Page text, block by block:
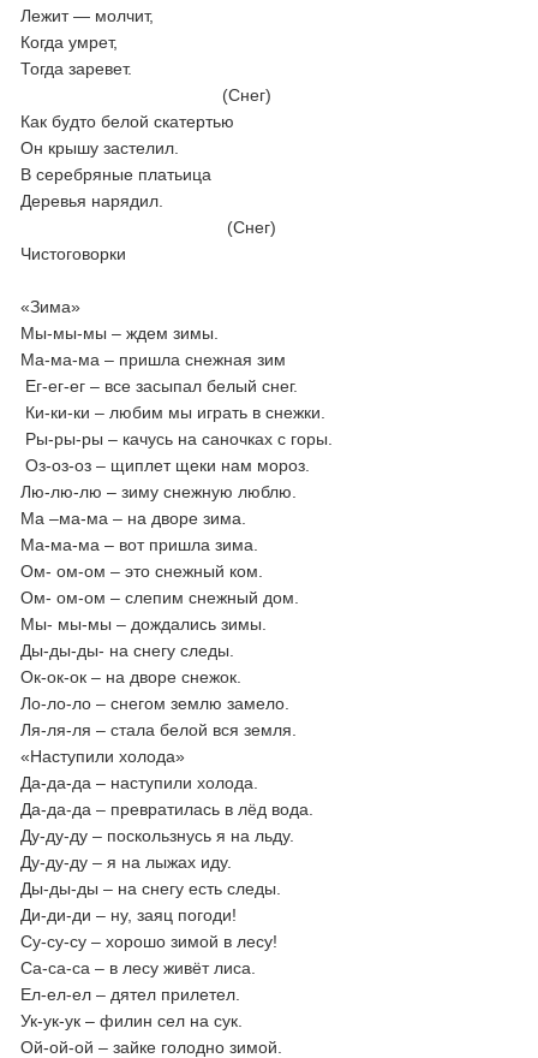
Лежит — молчит,
Когда умрет,
Тогда заревет.
(Снег)
Как будто белой скатертью
Он крышу застелил.
В серебряные платьица
Деревья нарядил.
(Снег)
Чистоговорки
«Зима»
Мы-мы-мы – ждем зимы.
Ма-ма-ма – пришла снежная зим
Ег-ег-ег – все засыпал белый снег.
Ки-ки-ки – любим мы играть в снежки.
Ры-ры-ры – качусь на саночках с горы.
Оз-оз-оз – щиплет щеки нам мороз.
Лю-лю-лю – зиму снежную люблю.
Ма –ма-ма – на дворе зима.
Ма-ма-ма – вот пришла зима.
Ом- ом-ом – это снежный ком.
Ом- ом-ом – слепим снежный дом.
Мы- мы-мы – дождались зимы.
Ды-ды-ды- на снегу следы.
Ок-ок-ок – на дворе снежок.
Ло-ло-ло – снегом землю замело.
Ля-ля-ля – стала белой вся земля.
«Наступили холода»
Да-да-да – наступили холода.
Да-да-да – превратилась в лёд вода.
Ду-ду-ду – поскользнусь я на льду.
Ду-ду-ду – я на лыжах иду.
Ды-ды-ды – на снегу есть следы.
Ди-ди-ди – ну, заяц погоди!
Су-су-су – хорошо зимой в лесу!
Са-са-са – в лесу живёт лиса.
Ел-ел-ел – дятел прилетел.
Ук-ук-ук – филин сел на сук.
Ой-ой-ой – зайке голодно зимой.